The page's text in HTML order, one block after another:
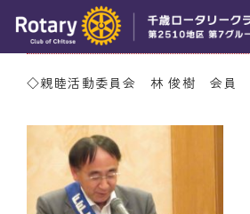
トピックス
活動報告
理事会報告
6月22日（木） ニコニコＢＯＸ
◇親睦活動委員会 林 俊樹 会員